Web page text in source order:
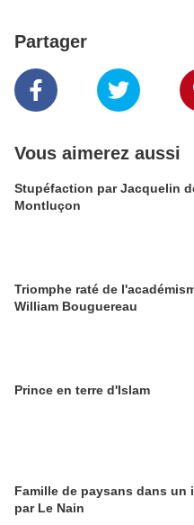
Partager
Vous aimerez aussi
Stupéfaction par Jacquelin
Montluçon
Triomphe raté de
William Bouguereau
Prince en terre d'Islam
Famille de paysans dans un
par Le Nain